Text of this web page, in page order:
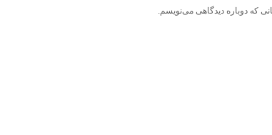
که دوباره دیدگاهی می‌نویسم.